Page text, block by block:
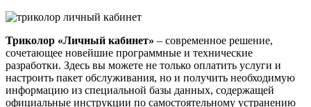
Триколор «Личный кабинет» – современное решение,
сочетающее новейшие программные и технические
разработки. Здесь вы можете не только оплатить услуги и
настроить пакет обслуживания, но и получить необходимую
информацию из специальной базы данных, содержащей
официальные инструкции по самостоятельному устранению